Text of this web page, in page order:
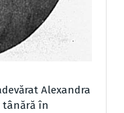
Alexandra
tânără în